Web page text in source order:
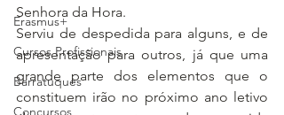
Erasmus+
Cursos Profissionais
Barratuques
Concursos
Senhora da Hora.
Serviu de despedida para alguns, e de
apresentação para outros, já que uma
grande parte dos elementos que o
constituem irão no próximo ano letivo